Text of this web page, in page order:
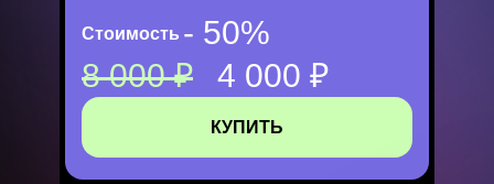
8 000 ₽
Стоимость
КУПИТЬ
- 50%
4 000 ₽